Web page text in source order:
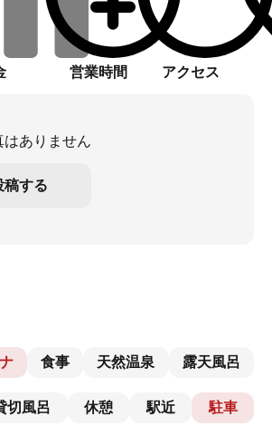
営業時間 アクセス
はありません
稿する
食事 天然温泉 露天風呂
切風呂 休憩 駅近 駐車